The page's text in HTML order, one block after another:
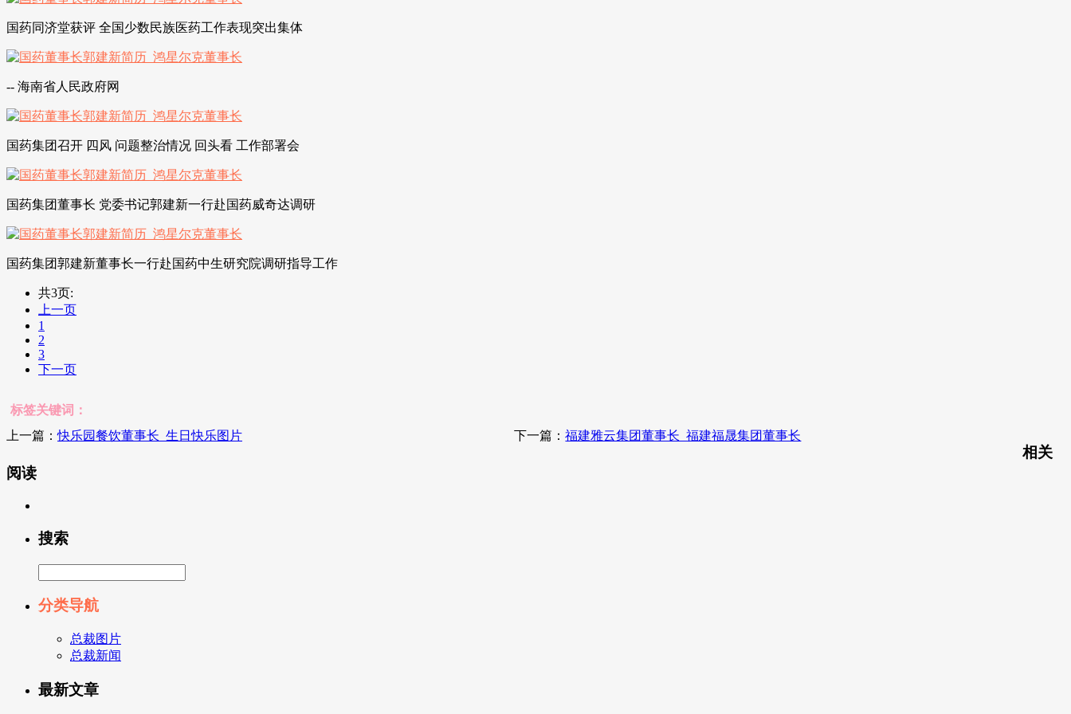
国药同济堂获评 全国少数民族医药工作表现突出集体
-- 海南省人民政府网
国药集团召开 四风 问题整治情况 回头看 工作部署会
国药集团董事长 党委书记郭建新一行赴国药威奇达调研
国药集团郭建新董事长一行赴国药中生研究院调研指导工作
共3页:
上一页
1
2
3
下一页
标签关键词：
上一篇：快乐园餐饮董事长_生日快乐图片 下一篇：福建雅云集团董事长_福建福晟集团董事长
相关
阅读
搜索
分类导航
总裁图片
总裁新闻
最新文章